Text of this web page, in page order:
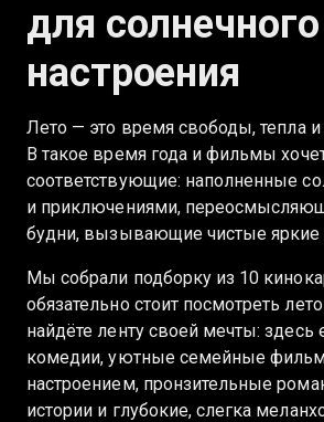
для солнечного
настроения
Лето — это время свободы, тепла
В такое время года и фильмы
соответствующие: наполненные
и приключениями,
будни, вызывающие чистые яркие
Мы собрали подборку из 10
обязательно стоит посмотреть
найдёте ленту своей мечты: здесь
комедии, уютные семейные
настроением, пронзительные
истории и глубокие, слегка